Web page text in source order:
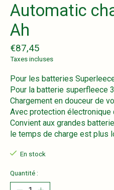
Automatic
Ah
€87,45
Taxes incluses
Pour les batteries
Pour la batterie superfleece
Chargement en douceur de
Avec protection électronique
Convient aux grandes
le temps de charge est plus
En stock
Quantité :